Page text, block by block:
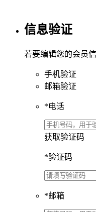
信息验证
若要编辑您的会员
手机验证
邮箱验证
*电话
获取验证码
*验证码
*邮箱